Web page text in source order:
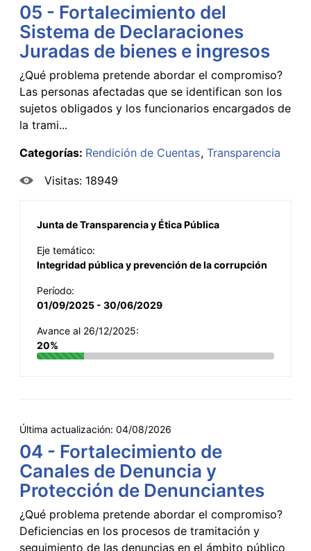
05 - Fortalecimiento del
Sistema de Declaraciones
Juradas de bienes e ingresos
¿Qué problema pretende abordar el compromiso?
Las personas afectadas que se identifican son los
sujetos obligados y los funcionarios encargados de
la trami...
Categorías: Rendición de Cuentas Transparencia
Visitas: 18949
Junta de Transparencia y Ética Pública
Eje temático:
Integridad pública y prevención de la corrupción
Período:
01/09/2025 - 30/06/2029
Avance al 26/12/2025:
20%
Última actualización: 04/08/2026
04 - Fortalecimiento de
Canales de Denuncia y
Protección de Denunciantes
¿Qué problema pretende abordar el compromiso?
Deficiencias en los procesos de tramitación y
seguimiento de las denuncias en el ámbito público